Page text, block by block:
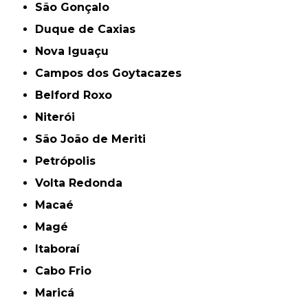
São Gonçalo
Duque de Caxias
Nova Iguaçu
Campos dos Goytacazes
Belford Roxo
Niterói
São João de Meriti
Petrópolis
Volta Redonda
Macaé
Magé
Itaboraí
Cabo Frio
Maricá